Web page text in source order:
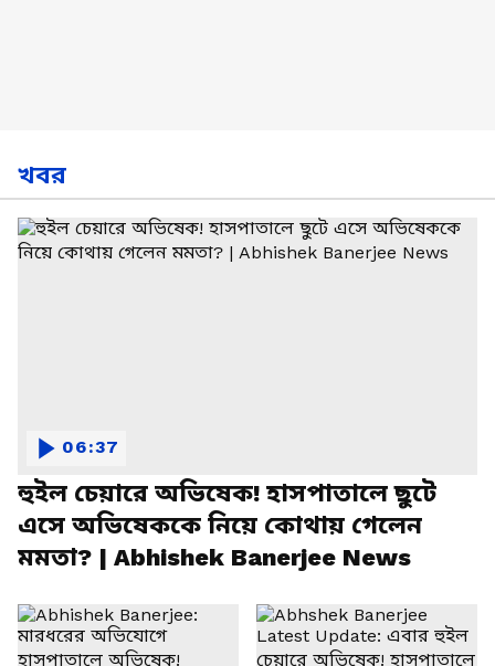
খবর
হুইল চেয়ারে অভিষেক! হাসপাতালে ছুটে
এসে অভিষেককে নিয়ে কোথায় গেলেন
মমতা? | Abhishek Banerjee News
06:37